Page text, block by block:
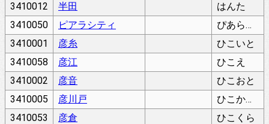
3410012
半田
はんた
3410050
ピアラシティ
ぴあらしてぃ
3410001
彦糸
ひこいと
3410058
彦江
ひこえ
3410002
彦音
ひこおと
3410005
彦川戸
ひこかわど
3410053
彦倉
ひこくら